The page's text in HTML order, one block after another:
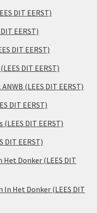
DIT EERST)
EERST)
DIT EERST)
DIT EERST)
(LEES DIT EERST)
DIT EERST)
DIT EERST)
DIT EERST)
Donker (LEES DIT
Het Donker (LEES DIT